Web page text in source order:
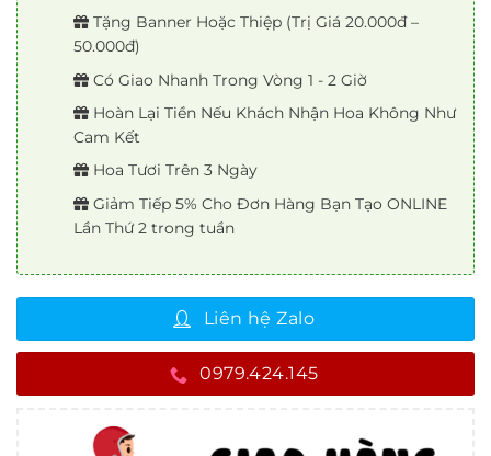
Tặng Banner Hoặc Thiệp (Trị Giá 20.000đ –
50.000đ)
Có Giao Nhanh Trong Vòng 1 - 2 Giờ
Hoàn Lại Tiền Nếu Khách Nhận Hoa Không Như
Cam Kết
Hoa Tươi Trên 3 Ngày
Giảm Tiếp 5% Cho Đơn Hàng Bạn Tạo ONLINE
Lần Thứ 2 trong tuần
Liên hệ Zalo
0979.424.145